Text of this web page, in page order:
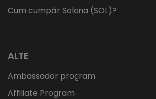
Cum cumpăr Solana (SOL)?
ALTE
Ambassador program
Affiliate Program